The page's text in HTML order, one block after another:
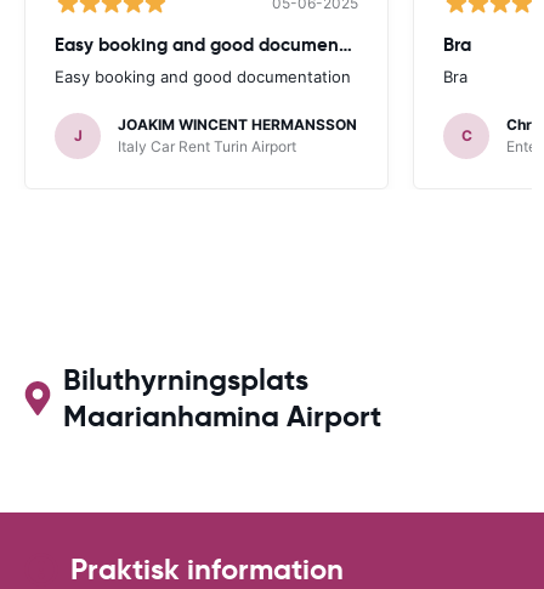
Easy booking and good documentation
Easy booking and good documentation
J
JOAKIM WINCENT HERMANSSON
Italy Car Rent Turin Airport
Bra
Bra
C
Biluthyrningsplats
Maarianhamina Airport
Praktisk information